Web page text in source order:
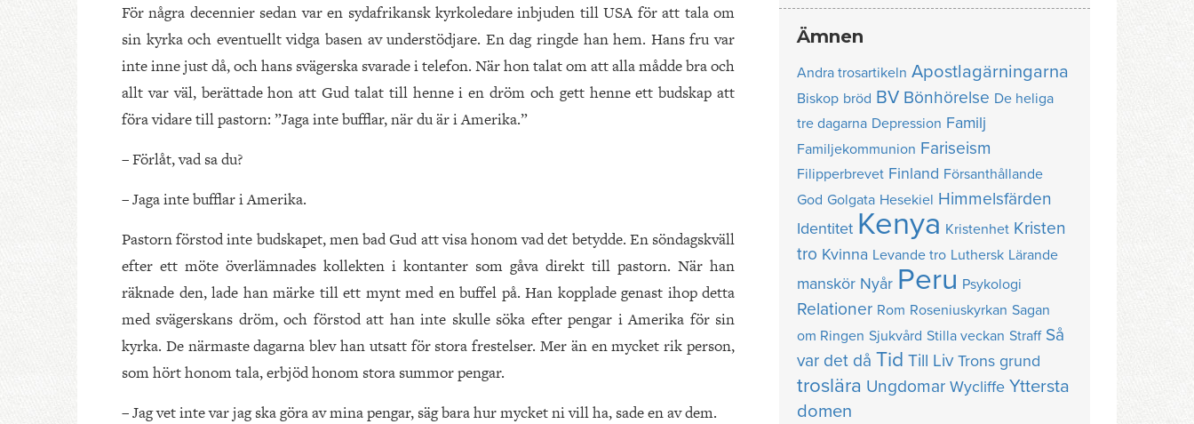
För några decennier sedan var en sydafrikansk kyrkoledare inbjuden till USA för att tala om
sin kyrka och eventuellt vidga basen av understödjare. En dag ringde han hem. Hans fru var
inte inne just då, och hans svägerska svarade i telefon. När hon talat om att alla mådde bra och
allt var väl, berättade hon att Gud talat till henne i en dröm och gett henne ett budskap att
föra vidare till pastorn: ”Jaga inte bufflar, när du är i Amerika.”
– Förlåt, vad sa du?
– Jaga inte bufflar i Amerika.
Pastorn förstod inte budskapet, men bad Gud att visa honom vad det betydde. En söndagskväll
efter ett möte överlämnades kollekten i kontanter som gåva direkt till pastorn. När han
räknade den, lade han märke till ett mynt med en buffel på. Han kopplade genast ihop detta
med svägerskans dröm, och förstod att han inte skulle söka efter pengar i Amerika för sin
kyrka. De närmaste dagarna blev han utsatt för stora frestelser. Mer än en mycket rik person,
som hört honom tala, erbjöd honom stora summor pengar.
– Jag vet inte var jag ska göra av mina pengar, säg bara hur mycket ni vill ha, sade en av dem.
Ämnen
Andra trosartikeln Apostlagärningarna
Biskop bröd BV Bönhörelse De heliga
tre dagarna Depression Familj
Familjekommunion Fariseism
Filipperbrevet Finland Försanthållande
God Golgata Hesekiel Himmelsfärden
Identitet Kenya Kristenhet Kristen
tro Kvinna Levande tro Luthersk Lärande
manskör Nyår Peru Psykologi
Relationer Rom Roseniuskyrkan Sagan
om Ringen Sjukvård Stilla veckan Straff Så
var det då Tid Till Liv Trons grund
troslära Ungdomar Wycliffe Yttersta
domen